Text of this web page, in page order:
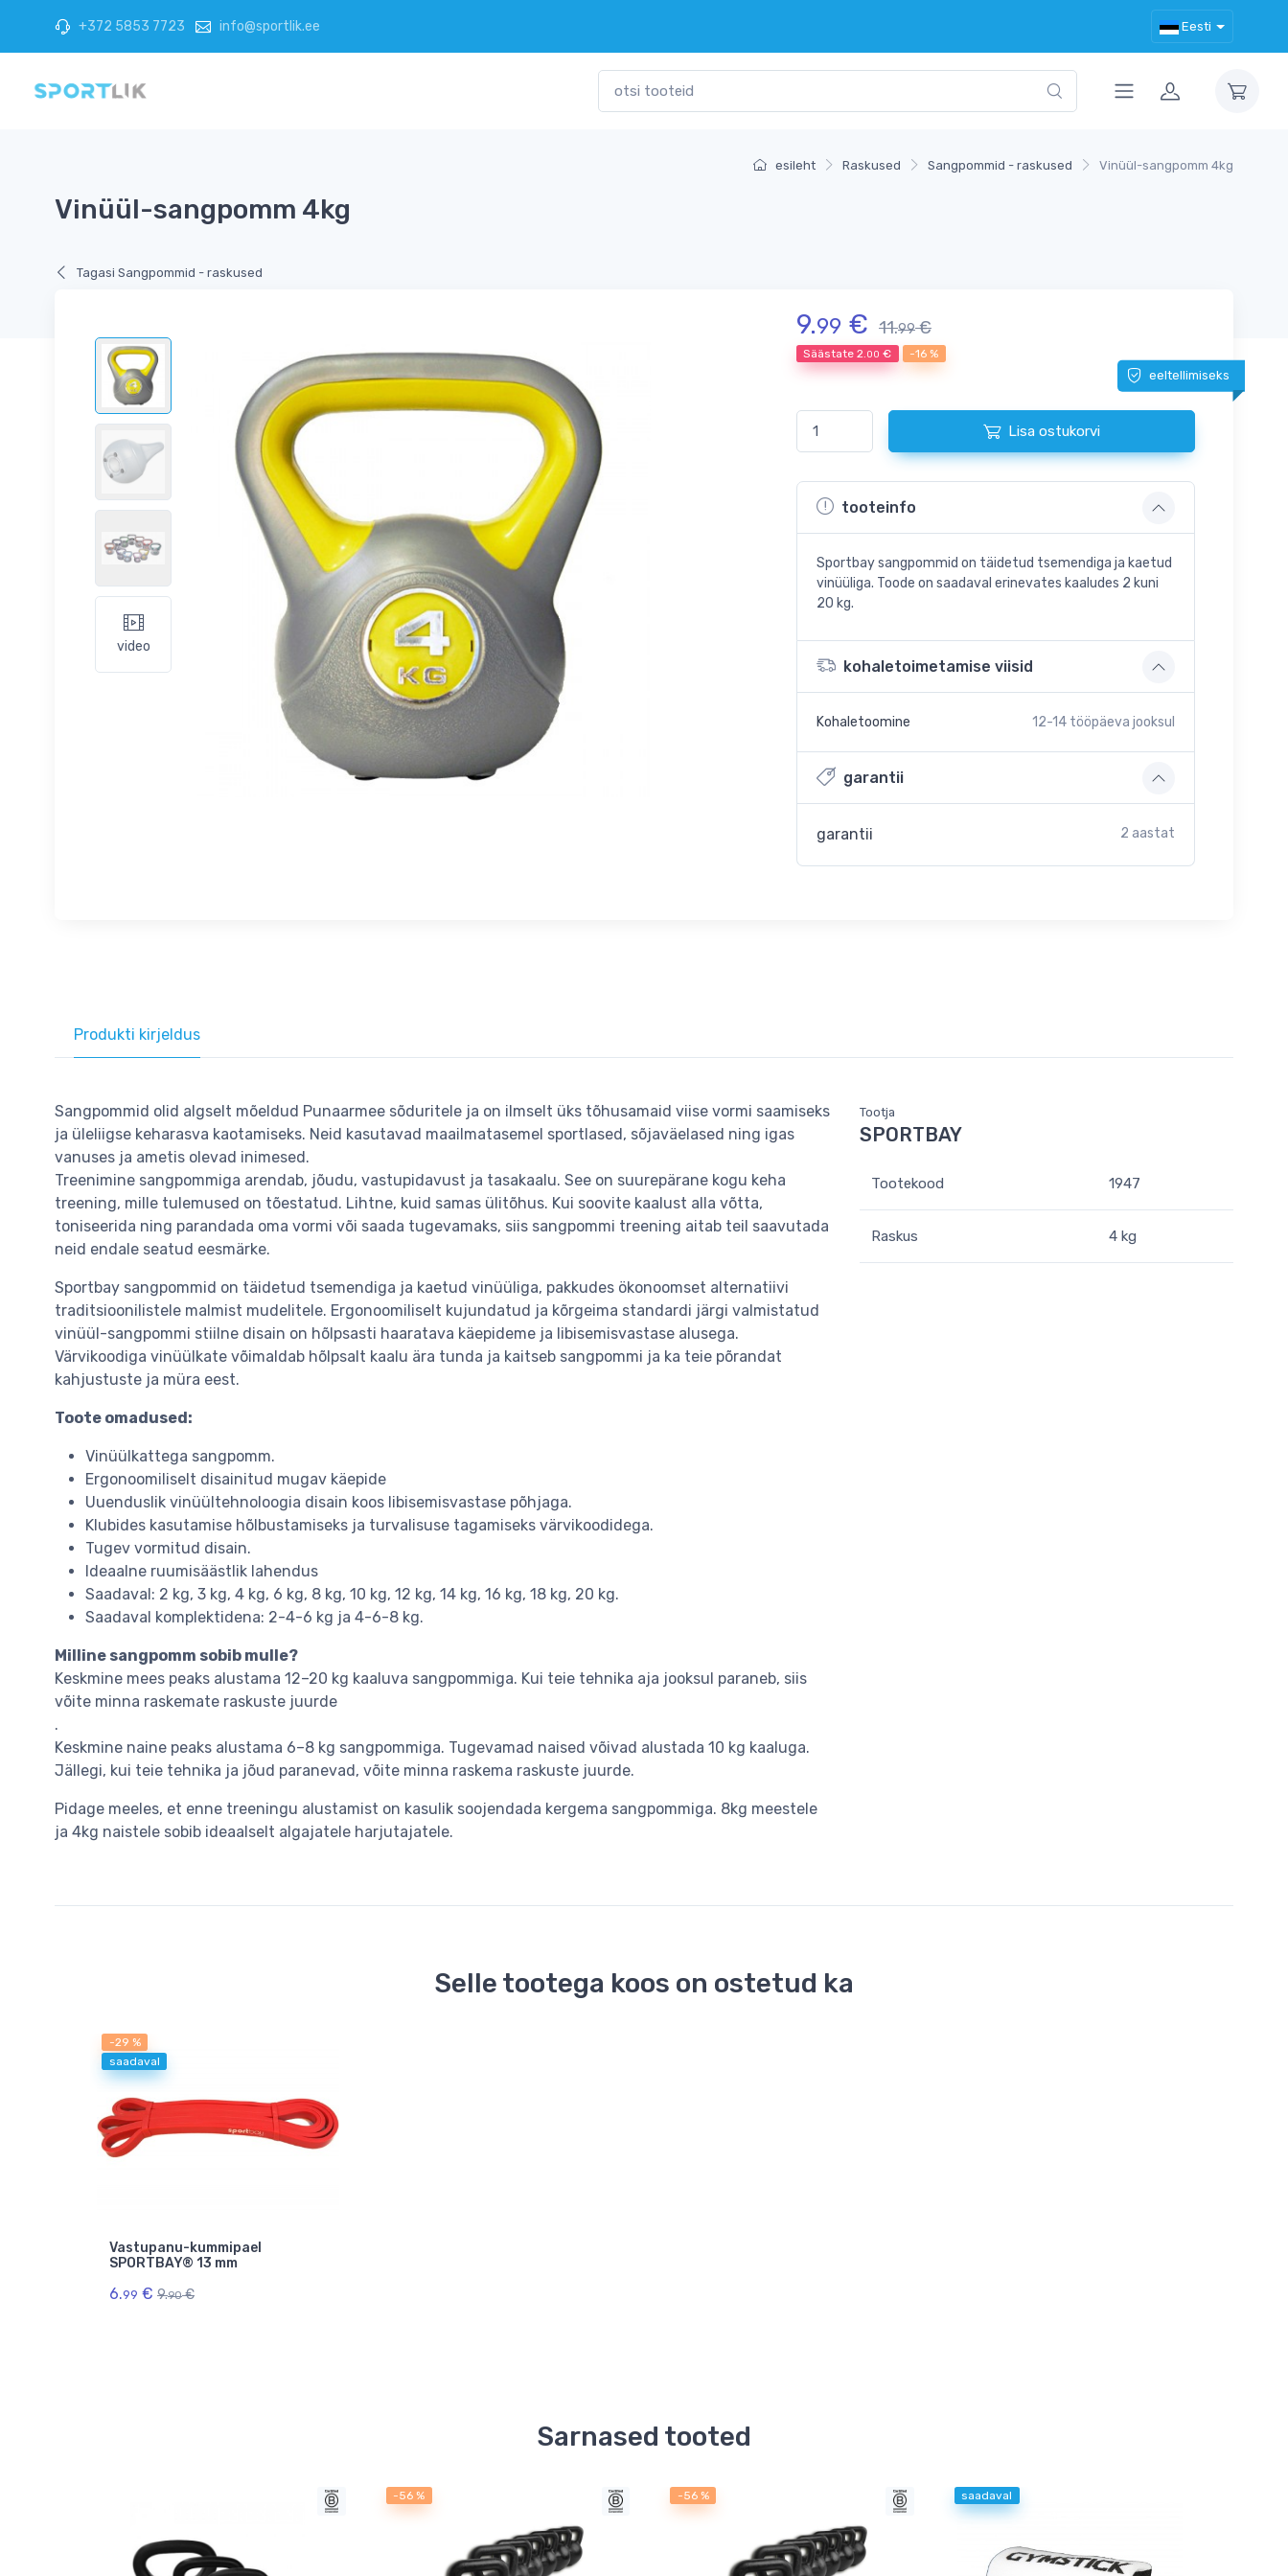
+372 5853 7723 info@sportlik.ee Eesti
esileht Raskused Sangpommid - raskused Vinüül-sangpomm 4kg
Vinüül-sangpomm 4kg
Tagasi Sangpommid - raskused
video
9.99 € 11.99€
Säästate2.00 € -16 %
eeltellimiseks
Lisa ostukorvi
tooteinfo
Sportbay sangpommid on täidetud tsemendiga ja kaetud
vinüüliga. Toode on saadaval erinevates kaaludes 2 kuni
20 kg.
kohaletoimetamise viisid
Kohaletoomine 12-14tööpäeva jooksul
garantii
garantii 2 aastat
Produkti kirjeldus
Sangpommid olid algselt mõeldud Punaarmee sõduritele ja on ilmselt üks tõhusamaid viise vormi saamiseks
ja üleliigse keharasva kaotamiseks. Neid kasutavad maailmatasemel sportlased, sõjaväelased ning igas
vanuses ja ametis olevad inimesed.
Treenimine sangpommiga arendab, jõudu, vastupidavust ja tasakaalu. See on suurepärane kogu keha
treening, mille tulemused on tõestatud. Lihtne, kuid samas ülitõhus. Kui soovite kaalust alla võtta,
toniseerida ning parandada oma vormi või saada tugevamaks, siis sangpommi treening aitab teil saavutada
neid endale seatud eesmärke.
Sportbay sangpommid on täidetud tsemendiga ja kaetud vinüüliga, pakkudes ökonoomset alternatiivi
traditsioonilistele malmist mudelitele. Ergonoomiliselt kujundatud ja kõrgeima standardi järgi valmistatud
vinüül-sangpommi stiilne disain on hõlpsasti haaratava käepideme ja libisemisvastase alusega.
Värvikoodiga vinüülkate võimaldab hõlpsalt kaalu ära tunda ja kaitseb sangpommi ja ka teie põrandat
kahjustuste ja müra eest.
Toote omadused:
Vinüülkattega sangpomm.
Ergonoomiliselt disainitud mugav käepide
Uuenduslik vinüültehnoloogia disain koos libisemisvastase põhjaga.
Klubides kasutamise hõlbustamiseks ja turvalisuse tagamiseks värvikoodidega.
Tugev vormitud disain.
Ideaalne ruumisäästlik lahendus
Saadaval: 2 kg, 3 kg, 4 kg, 6 kg, 8 kg, 10 kg, 12 kg, 14 kg, 16 kg, 18 kg, 20 kg.
Saadaval komplektidena: 2-4-6 kg ja 4-6-8 kg.
Milline sangpomm sobib mulle?
Keskmine mees peaks alustama 12–20 kg kaaluva sangpommiga. Kui teie tehnika aja jooksul paraneb, siis
võite minna raskemate raskuste juurde
.
Keskmine naine peaks alustama 6–8 kg sangpommiga. Tugevamad naised võivad alustada 10 kg kaaluga.
Jällegi, kui teie tehnika ja jõud paranevad, võite minna raskema raskuste juurde.
Pidage meeles, et enne treeningu alustamist on kasulik soojendada kergema sangpommiga. 8kg meestele
ja 4kg naistele sobib ideaalselt algajatele harjutajatele.
Tootja
SPORTBAY
Tootekood 1947
Raskus 4 kg
Selle tootega koos on ostetud ka
-29 %
saadaval
Vastupanu-kummipael
SPORTBAY® 13 mm
6.99 € 9.90€
Sarnased tooted
-56 % -56 % saadaval